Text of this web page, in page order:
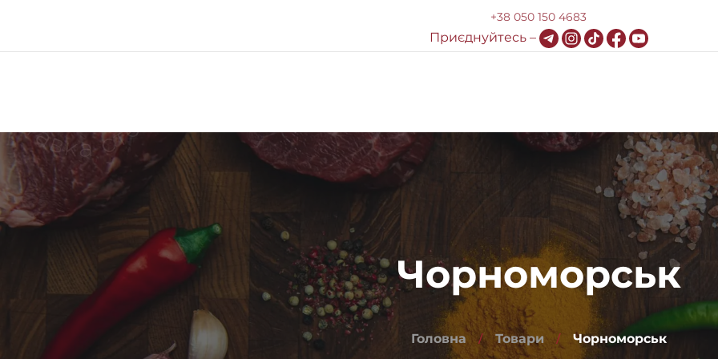
+38 050 150 4683
Приєднуйтесь –
Меню Про компанію Доставка та оплата HoReCa Блог Контакти
Чорноморськ
Головна Товари Чорноморськ